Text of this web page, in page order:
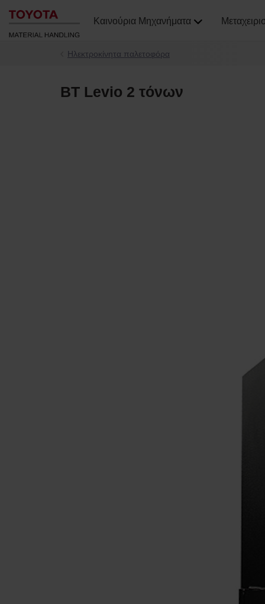
Καινούρια Μηχανήματα
Ηλεκτροκίνητα παλετοφόρα
BT Levio 2 τόνων